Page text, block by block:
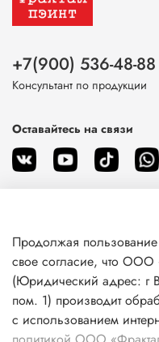
О магазине
Клиентам
+7(900) 536-48-88
Консультант по продукции
Оставайтесь на связи
Продолжая
свое согласие, что ООО
(Юридический адрес: г
пом. 1) производит
с использованием